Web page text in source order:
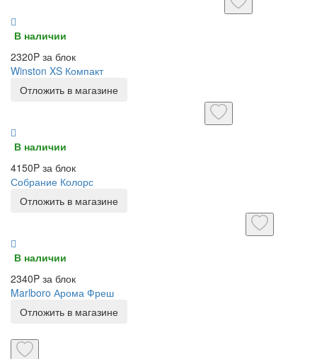
В наличии
2320P за блок
Winston XS Компакт
Отложить в магазине
В наличии
4150P за блок
Собрание Колорс
Отложить в магазине
В наличии
2340P за блок
Marlboro Арома Фреш
Отложить в магазине